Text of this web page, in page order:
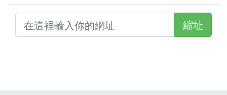
縮址